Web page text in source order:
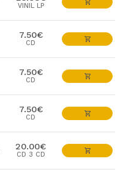
VINIL LP
7.50€
CD
7.50€
CD
7.50€
CD
20.00€
CD 3 CD